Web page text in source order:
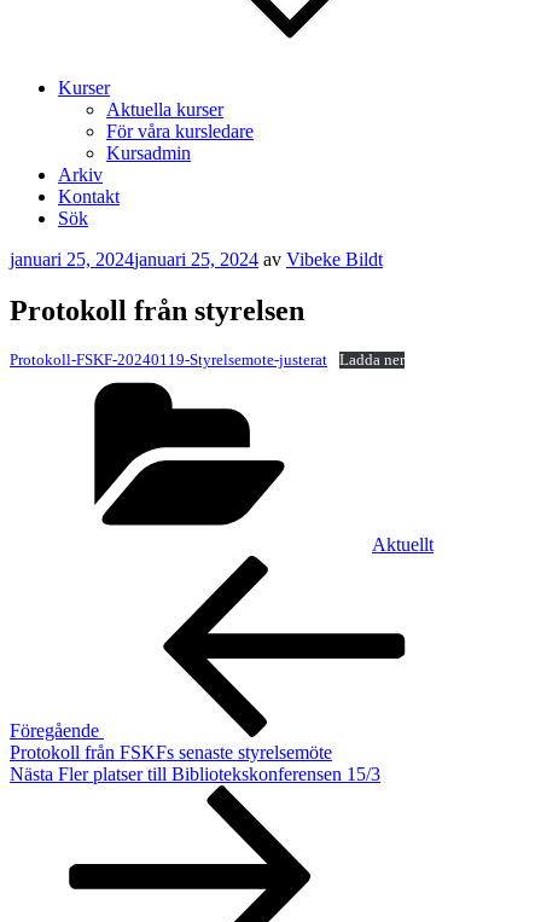
Kurser
Aktuella kurser
För våra kursledare
Kursadmin
Arkiv
Kontakt
Sök
Publicerat
januari 25, 2024januari 25, 2024 av Vibeke Bildt
Protokoll från styrelsen
Protokoll-FSKF-20240119-Styrelsemote-justerat Ladda ner
Aktuellt
Inläggsnavigering
Föregående
Protokoll från FSKFs senaste styrelsemöte
Nästa
Nästa Fler platser till Bibliotekskonferensen 15/3